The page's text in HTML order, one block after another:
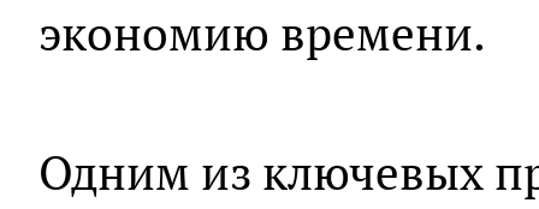
экономию времени.
Одним из ключевых